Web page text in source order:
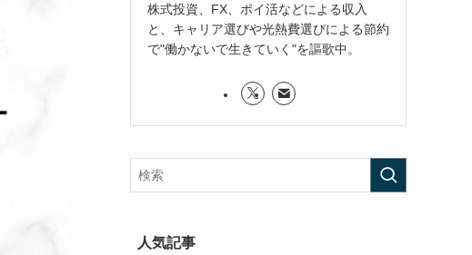
株式投資、FX、ポイ活などによる収入
と、キャリア選びや光熱費選びによる節約
で"働かないで生きていく"を謳歌中。
人気記事